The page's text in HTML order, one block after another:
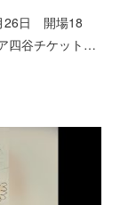
26日 開場18
四谷チケット…